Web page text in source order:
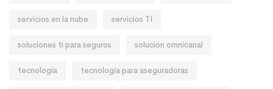
servicios en la nube servicios TI
soluciones ti para seguros solución omnicanal
tecnología tecnología para aseguradoras